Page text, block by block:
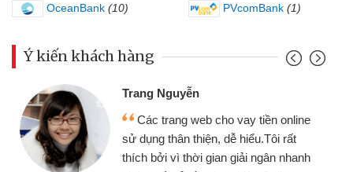
OceanBank (10) PVcomBank (1)
Ý kiến khách hàng
Trang Nguyễn
Các trang web cho vay tiền online
sử dụng thân thiện, dễ hiểu.Tôi rất
thích bởi vì thời gian giải ngân nhanh